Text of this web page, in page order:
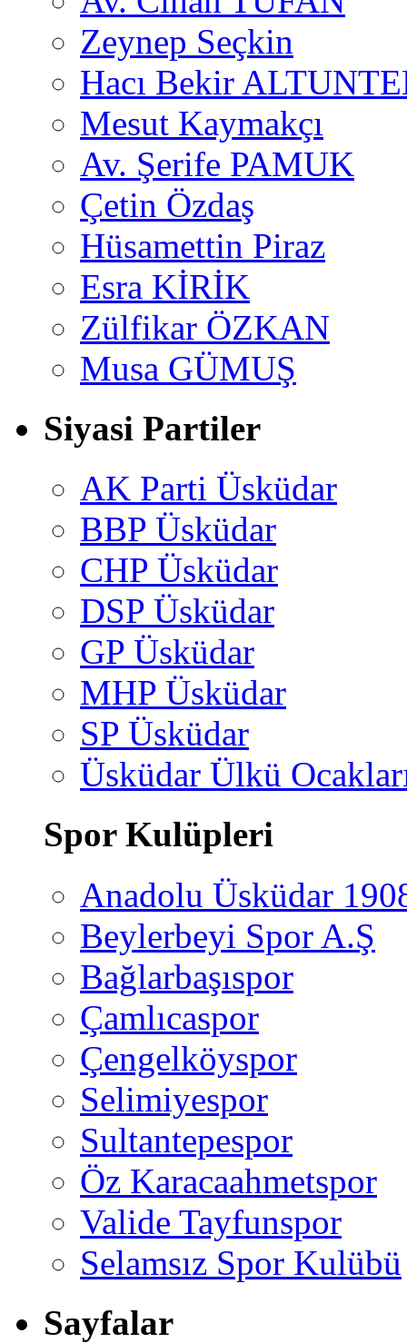
Zeynep Seçkin
Hacı Bekir
Mesut Kaymakçı
Av. Şerife PAMUK
Çetin Özdaş
Hüsamettin Piraz
Esra KİRİK
Zülfikar ÖZKAN
Musa GÜMUŞ
Siyasi Partiler
AK Parti Üsküdar
BBP Üsküdar
CHP Üsküdar
DSP Üsküdar
GP Üsküdar
MHP Üsküdar
SP Üsküdar
Üsküdar Ülkü
Spor Kulüpleri
Anadolu Üsküdar
Beylerbeyi Spor A.Ş
Bağlarbaşıspor
Çamlıcaspor
Çengelköyspor
Selimiyespor
Sultantepespor
Öz Karacaahmetspor
Valide Tayfunspor
Selamsız Spor Kulübü
Sayfalar